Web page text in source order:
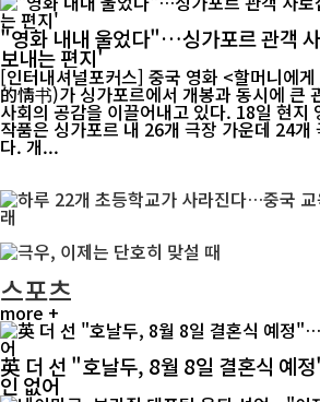
"영화 내내 울었다"…싱가포르 관객
보내는 편지'
[인터내셔널포커스] 중국 영화 <할머니에
的情书)가 싱가포르에서 개봉과 동시에 큰
사회의 공감을 이끌어내고 있다. 18일 현지 영화업계에 따르면 이
작품은 싱가포르 내 26개 극장 가운데 24개
다. 개...
스포츠
more +
英 더 선 "호날두, 8월 8일 결혼식 예
인 없어